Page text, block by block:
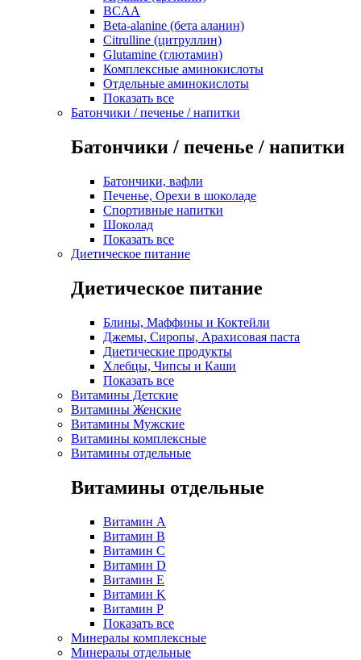
BCAA
Beta-alanine (бета аланин)
Citrulline (цитруллин)
Glutamine (глютамин)
Комплексные аминокислоты
Отдельные аминокислоты
Показать все
Батончики / печенье / напитки
Батончики / печенье / напитки
Батончики, вафли
Печенье, Орехи в шоколаде
Спортивные напитки
Шоколад
Показать все
Диетическое питание
Диетическое питание
Блины, Маффины и Коктейли
Джемы, Сиропы, Арахисовая паста
Диетические продукты
Хлебцы, Чипсы и Каши
Показать все
Витамины Детские
Витамины Женские
Витамины Мужские
Витамины комплексные
Витамины отдельные
Витамины отдельные
Витамин A
Витамин B
Витамин C
Витамин D
Витамин E
Витамин K
Витамин P
Показать все
Минералы комплексные
Минералы отдельные